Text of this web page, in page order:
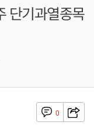
단기과열종목
0